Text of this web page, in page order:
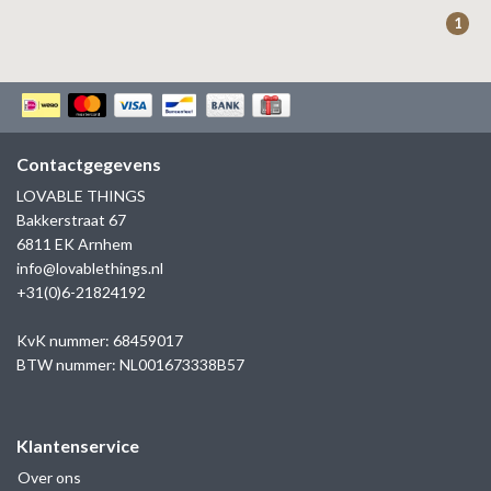
KAPTEN & SON
1
Contactgegevens
LOVABLE THINGS
Bakkerstraat 67
6811 EK Arnhem
info@lovablethings.nl
+31(0)6-21824192
KvK nummer: 68459017
BTW nummer: NL001673338B57
Klantenservice
Over ons